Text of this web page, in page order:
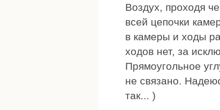
Воздух, проходя
всей цепочки
в камеры и ходы
ходов нет, за
Прямоугольное
не связано.
так... )